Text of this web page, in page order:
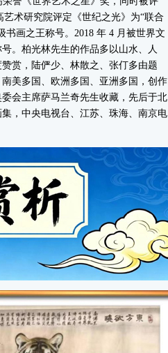
术研究院评定《世纪之光》为“联合
书画之王称号。2018 年 4 月被世界文
。柏光林先生的作品多以山水、人
赏，陆俨少、林散之、张仃多由题
美多国、欧洲多国、亚洲多国，创作
会主席萨马兰奇先生收藏，先后于北
，中央电视台、江苏、珠海、南京电